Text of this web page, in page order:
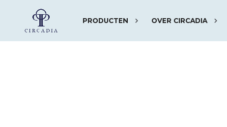
PRODUCTEN OVER CIRCADIA